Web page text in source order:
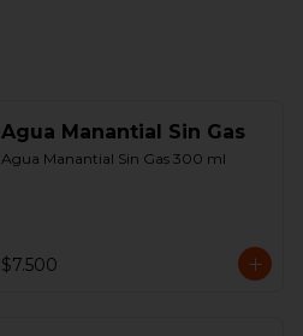
Agua Manantial Sin Gas
Agua Manantial Sin Gas 300 ml
$7.500